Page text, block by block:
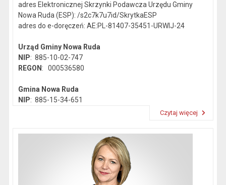
adres Elektronicznej Skrzynki Podawcza Urzędu Gminy
Nowa Ruda (ESP): /s2c7k7u7id/SkrytkaESP
adres do e-doręczeń: AE:PL-81407-35451-URWIJ-24
Urząd Gminy Nowa Ruda
NIP: 885-10-02-747
REGON : 000536580
Gmina Nowa Ruda
NIP: 885-15-34-651
Czytaj więcej